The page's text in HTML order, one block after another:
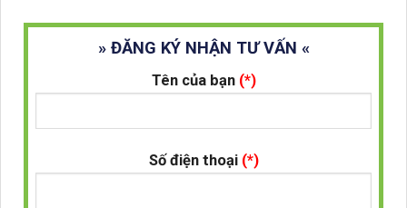
» ĐĂNG KÝ NHẬN TƯ VẤN «
Tên của bạn (*)
Số điện thoại (*)